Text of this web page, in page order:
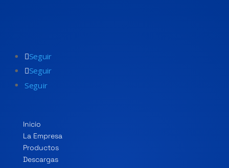
Seguir
Seguir
Seguir
Inicio
La Empresa
Productos
Descargas